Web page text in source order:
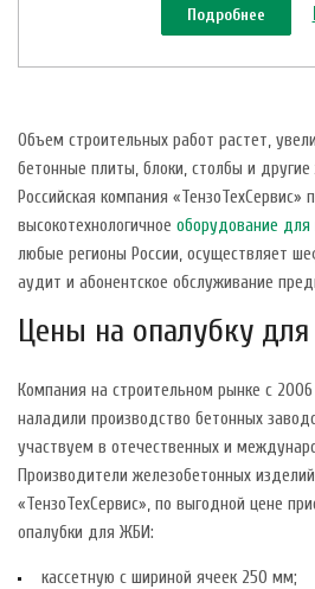
Подробнее
Объем строительных работ растет,
бетонные плиты, блоки, столбы и
Российская компания «ТензоТехСервис»
высокотехнологичное оборудование
любые регионы России, осуществляет
аудит и абонентское обслуживание
Цены на опалубку
Компания на строительном рынке с
наладили производство бетонных
участвуем в отечественных и
Производители железобетонных
«ТензоТехСервис», по выгодной цене
опалубки для ЖБИ:
кассетную с шириной ячеек 250 мм;